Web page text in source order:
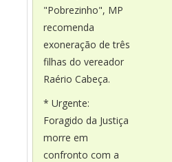
"Pobrezinho", MP
recomenda
exoneração de três
filhas do vereador
Raério Cabeça.
* Urgente:
Foragido da Justiça
morre em
confronto com a